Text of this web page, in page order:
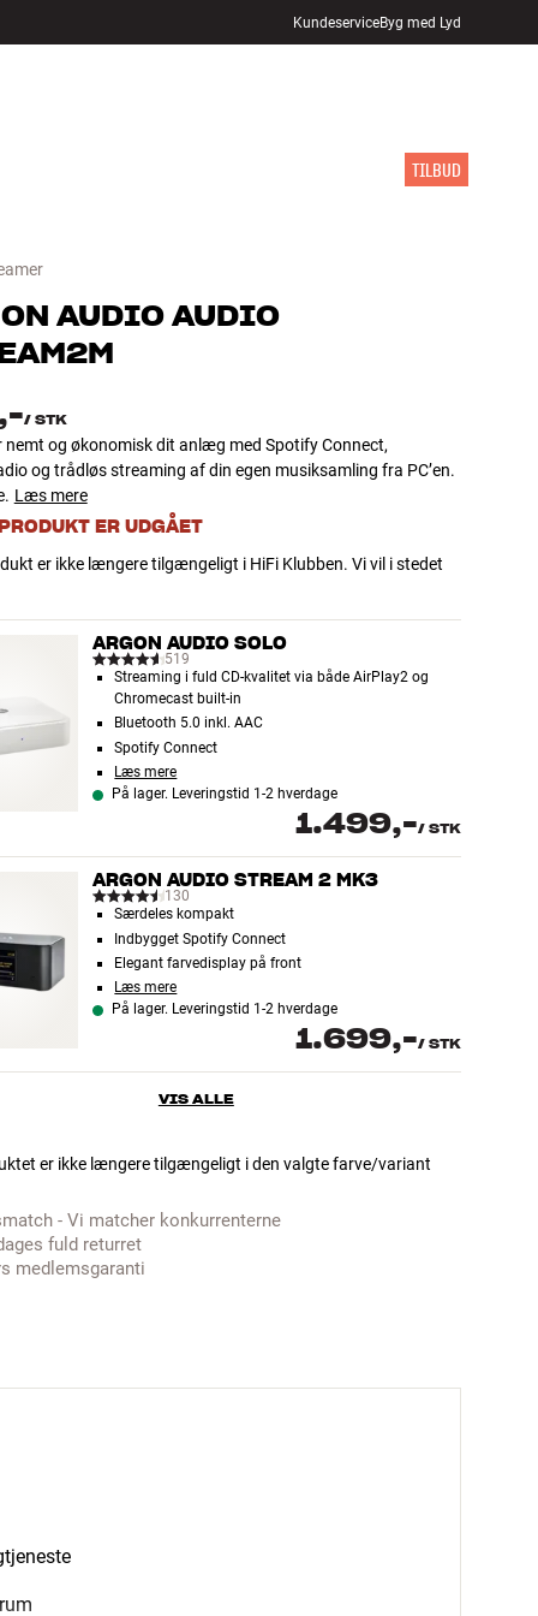
KundeserviceByg med Lyd
TILBUD
AUDIO AUDIO
/ STK
nemt og økonomisk dit anlæg med Spotify Connect,
og trådløs streaming af din egen musiksamling fra PC’en.
Læs mere
ER UDGÅET
er ikke længere tilgængeligt i HiFi Klubben. Vi vil i stedet
ARGON AUDIO SOLO
519
Streaming i fuld CD-kvalitet via både AirPlay2 og
Chromecast built-in
Bluetooth 5.0 inkl. AAC
Spotify Connect
Læs mere
På lager. Leveringstid 1-2 hverdage
1.499,-/ STK
ARGON AUDIO STREAM 2 MK3
130
Særdeles kompakt
Indbygget Spotify Connect
Elegant farvedisplay på front
Læs mere
På lager. Leveringstid 1-2 hverdage
1.699,-/ STK
VIS ALLE
er ikke længere tilgængeligt i den valgte farve/variant
- Vi matcher konkurrenterne
fuld returret
medlemsgaranti